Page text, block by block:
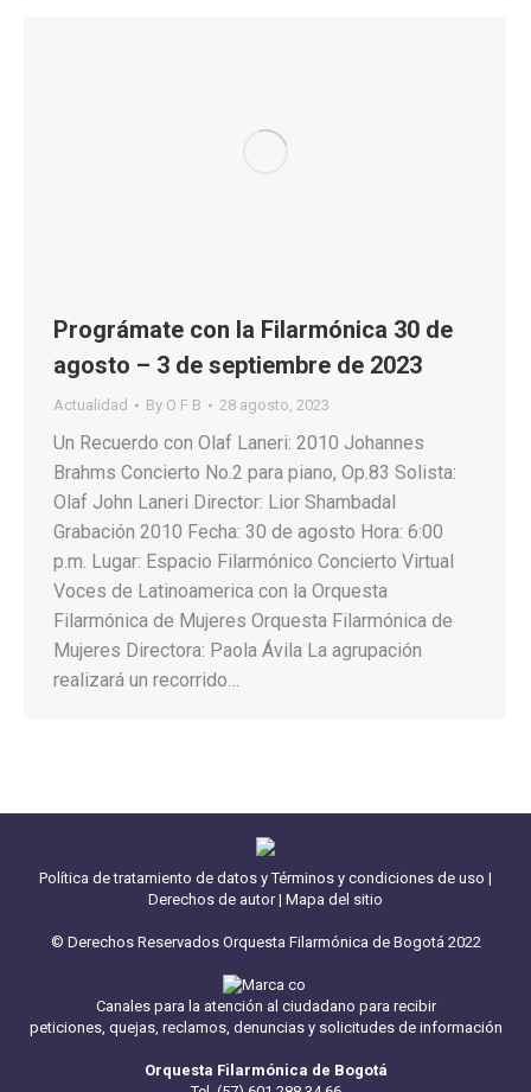
Prográmate con la Filarmónica 30 de
agosto – 3 de septiembre de 2023
Actualidad By O F B 28 agosto, 2023
Un Recuerdo con Olaf Laneri: 2010 Johannes
Brahms Concierto No.2 para piano, Op.83 Solista:
Olaf John Laneri Director: Lior Shambadal
Grabación 2010 Fecha: 30 de agosto Hora: 6:00
p.m. Lugar: Espacio Filarmónico Concierto Virtual
Voces de Latinoamerica con la Orquesta
Filarmónica de Mujeres Orquesta Filarmónica de
Mujeres Directora: Paola Ávila La agrupación
realizará un recorrido…
Política de tratamiento de datos y Términos y condiciones de uso |
Derechos de autor| Mapa del sitio
© Derechos Reservados Orquesta Filarmónica de Bogotá 2022
Canales para la atención al ciudadano para recibir
peticiones, quejas, reclamos, denuncias y solicitudes de información
Orquesta Filarmónica de Bogotá